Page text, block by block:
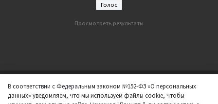
Просмотреть результаты
© 2026ДК "Нефтяник"– Все права защищены
Работает на – Разработан в Тема Customizr
В соответствии с Федеральным законом №152-ФЗ «О персональных
данных» уведомляем, что мы используем файлы cookie, чтобы